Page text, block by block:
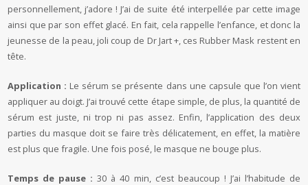
personnellement, j’adore ! J’ai de suite été interpellée par cette image
ainsi que par son effet glacé. En fait, cela rappelle l’enfance, et donc la
jeunesse de la peau, joli coup de Dr Jart +, ces Rubber Mask restent en
tête.
Application : Le sérum se présente dans une capsule que l’on vient
appliquer au doigt. J’ai trouvé cette étape simple, de plus, la quantité de
sérum est juste, ni trop ni pas assez. Enfin, l’application des deux
parties du masque doit se faire très délicatement, en effet, la matière
est plus que fragile. Une fois posé, le masque ne bouge plus.
Temps de pause :30 à 40 min, c’est beaucoup ! J’ai l’habitude de